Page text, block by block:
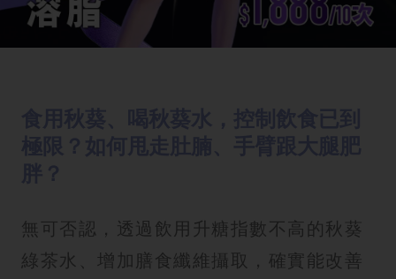
無可否認，透過飲用升糖指數不高的秋葵
綠茶水、增加膳食纖維攝取，確實能改善